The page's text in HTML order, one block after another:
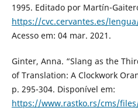
1995. Editado por Martín-
https://cvc.cervantes.es/
Acesso em: 04 mar. 2021.
Ginter, Anna. “Slang as the
of Translation: A Clockwork
p. 295-304. Disponível em:
https://www.rastko.rs/cms/